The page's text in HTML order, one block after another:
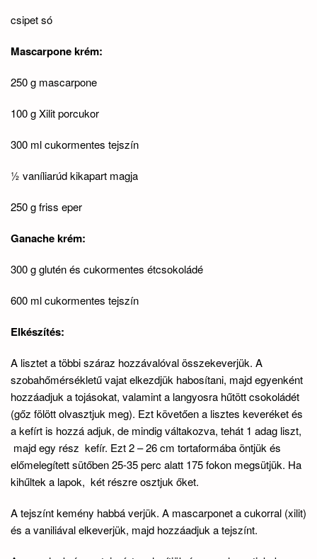
csipet só
Mascarpone krém:
250 g mascarpone
100 g Xilit porcukor
300 ml cukormentes tejszín
½ vaníliarúd kikapart magja
250 g friss eper
Ganache krém:
300 g glutén és cukormentes étcsokoládé
600 ml cukormentes tejszín
Elkészítés:
A lisztet a többi száraz hozzávalóval összekeverjük. A
szobahőmérsékletű vajat elkezdjük habosítani, majd egyenként
hozzáadjuk a tojásokat, valamint a langyosra hűtött csokoládét
(gőz fölött olvasztjuk meg). Ezt követően a lisztes keveréket és
a kefírt is hozzá adjuk, de mindig váltakozva, tehát 1 adag liszt,
majd egy rész kefír. Ezt 2 – 26 cm tortaformába öntjük és
előmelegített sütőben 25-35 perc alatt 175 fokon megsütjük. Ha
kihűltek a lapok, két részre osztjuk őket.
A tejszínt kemény habbá verjük. A mascarponet a cukorral (xilit)
és a vaniliával elkeverjük, majd hozzáadjuk a tejszínt.